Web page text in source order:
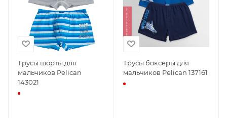
Трусы шорты для
мальчиков Pelican
143021
Трусы боксеры для
мальчиков Pelican 137161